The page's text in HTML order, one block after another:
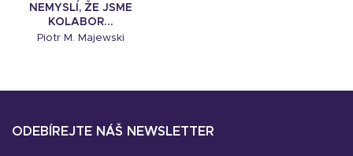
NEMYSLÍ, ŽE JSME
KOLABOR...
Piotr M. Majewski
ODEBÍREJTE NÁŠ NEWSLETTER